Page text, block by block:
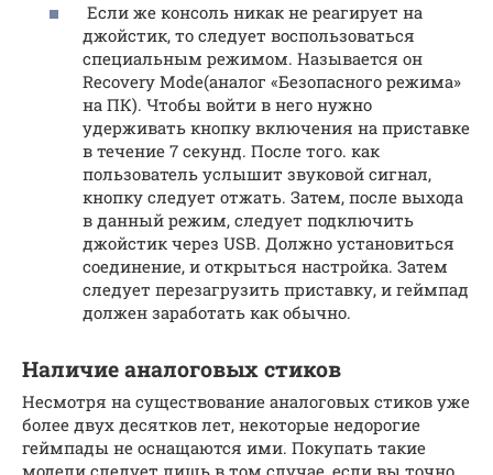
Если же консоль никак не реагирует на
джойстик, то следует воспользоваться
специальным режимом. Называется он
Recovery Mode(аналог «Безопасного режима»
на ПК). Чтобы войти в него нужно
удерживать кнопку включения на приставке
в течение 7 секунд. После того. как
пользователь услышит звуковой сигнал,
кнопку следует отжать. Затем, после выхода
в данный режим, следует подключить
джойстик через USB. Должно установиться
соединение, и открыться настройка. Затем
следует перезагрузить приставку, и геймпад
должен заработать как обычно.
Наличие аналоговых стиков
Несмотря на существование аналоговых стиков уже
более двух десятков лет, некоторые недорогие
геймпады не оснащаются ими. Покупать такие